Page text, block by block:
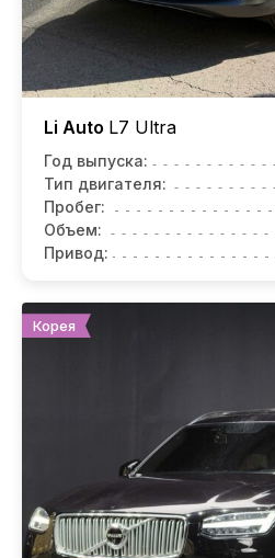
Li Auto L7 Ultra
Год выпуска:
Тип двигателя:
Пробег:
Объем:
Привод:
Корея